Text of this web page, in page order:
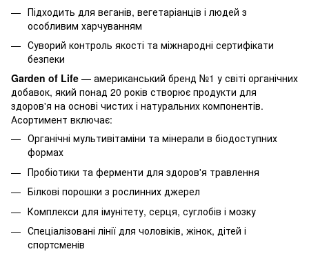
Підходить для веганів, вегетаріанців і людей з
особливим харчуванням
Суворий контроль якості та міжнародні сертифікати
безпеки
Garden of Life — американський бренд №1 у світі органічних
добавок, який понад 20 років створює продукти для
здоров'я на основі чистих і натуральних компонентів.
Асортимент включає:
Органічні мультивітаміни та мінерали в біодоступних
формах
Пробіотики та ферменти для здоров'я травлення
Білкові порошки з рослинних джерел
Комплекси для імунітету, серця, суглобів і мозку
Спеціалізовані лінії для чоловіків, жінок, дітей і
спортсменів